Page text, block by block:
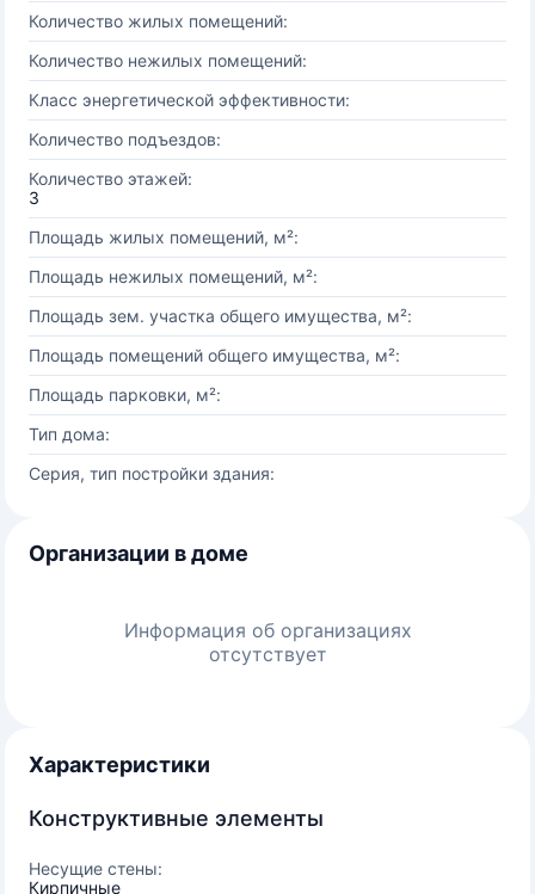
Количество жилых помещений:
Количество нежилых помещений:
Класс энергетической эффективности:
Количество подъездов:
Количество этажей:
3
Площадь жилых помещений, м²:
Площадь нежилых помещений, м²:
Площадь зем. участка общего имущества, м²:
Площадь помещений общего имущества, м²:
Площадь парковки, м²:
Тип дома:
Серия, тип постройки здания:
Организации в доме
Информация об организациях
отсутствует
Характеристики
Конструктивные элементы
Несущие стены:
Кирпичные